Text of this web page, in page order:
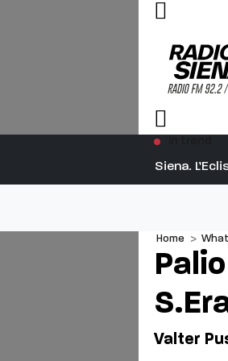
Siena.
Home >
Valter